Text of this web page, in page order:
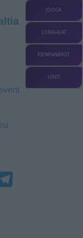
JOOGA
LOMA-AJAT
PIENPANIMOT
UINTI